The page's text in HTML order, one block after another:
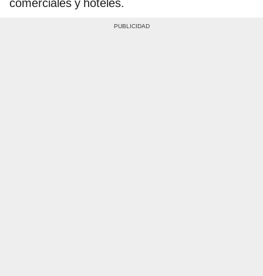
comerciales y hoteles.